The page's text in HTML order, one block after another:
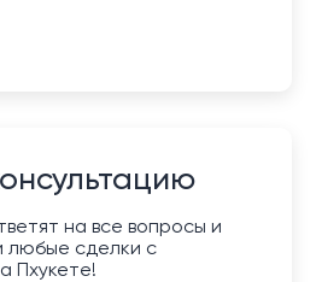
на все вопросы и
любые сделки с
Пхукете!